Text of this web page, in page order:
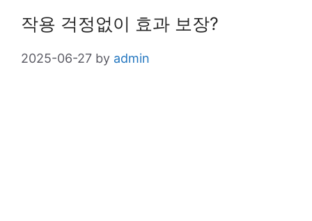
작용 걱정없이 효과 보장?
2025-06-27 by admin